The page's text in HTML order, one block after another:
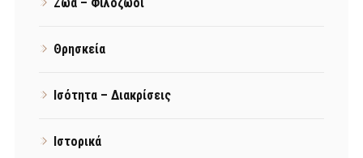
Θρησκεία
Ισότητα – Διακρίσεις
Ιστορικά